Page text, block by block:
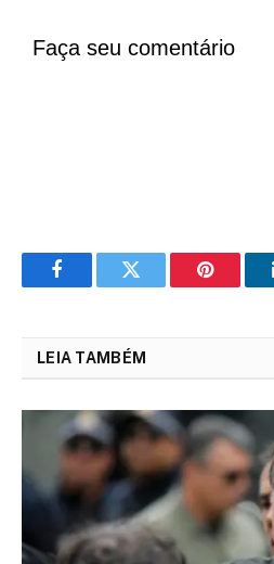
Faça seu comentário
FacebookTwitter Pinterest
LEIA TAMBÉM